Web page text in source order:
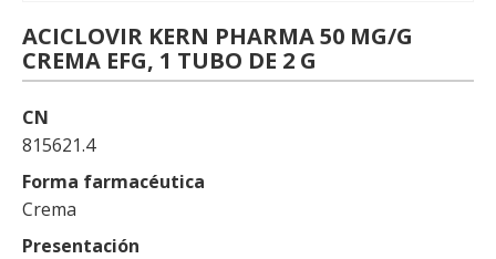
ACICLOVIR KERN PHARMA 50 MG/G
CREMA EFG, 1 TUBO DE 2 G
CN
815621.4
Forma farmacéutica
Crema
Presentación